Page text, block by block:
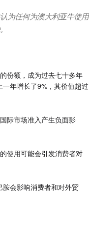
为任何为澳大利亚牛使用
份额，成为过去七十多年
年增长了9%，其价值超过
际市场准入产生负面影
使用可能会引发消费者对
会影响消费者和对外贸